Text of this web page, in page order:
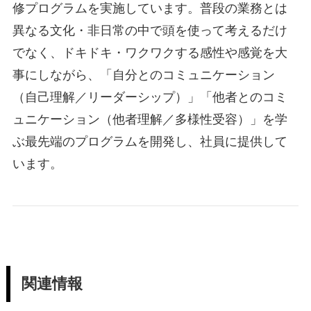
修プログラムを実施しています。普段の業務とは
異なる文化・非日常の中で頭を使って考えるだけ
でなく、ドキドキ・ワクワクする感性や感覚を大
事にしながら、「自分とのコミュニケーション
（自己理解／リーダーシップ）」「他者とのコミ
ュニケーション（他者理解／多様性受容）」を学
ぶ最先端のプログラムを開発し、社員に提供して
います。
関連情報